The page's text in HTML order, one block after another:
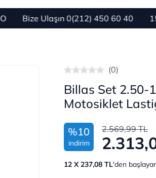
Bize Ulaşın 0(212) 450 60 40 1500
(0)
Billas Set 2.50-
Motosiklet
%10
indirim
2.569,99 TL
12 X 237,08 TL'den